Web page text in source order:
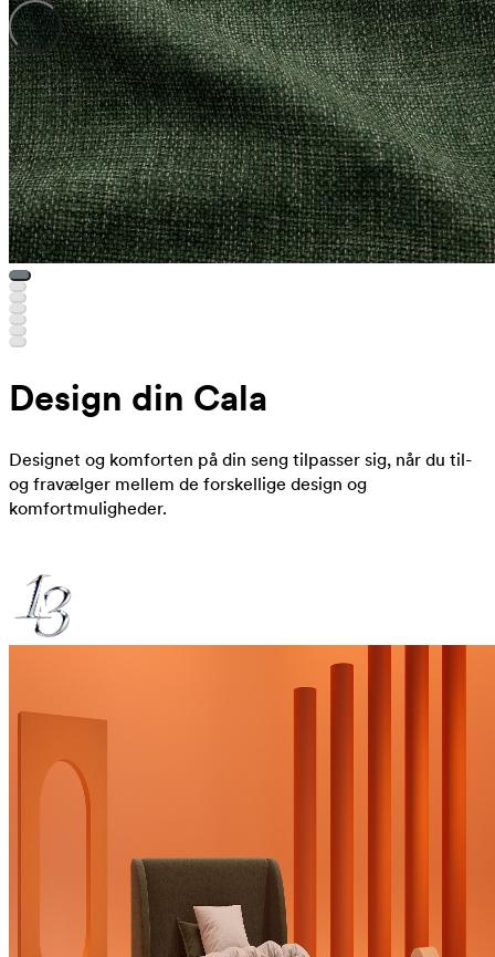
Design din Cala
Designet og komforten på din seng tilpasser sig, når du til-
og fravælger mellem de forskellige design og
komfortmuligheder.